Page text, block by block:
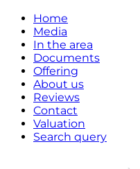
Home
Media
In the area
Documents
Offering
About us
Reviews
Contact
Valuation
Search query